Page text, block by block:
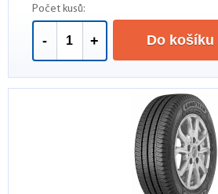
Počet kusů:
- + Do košíku